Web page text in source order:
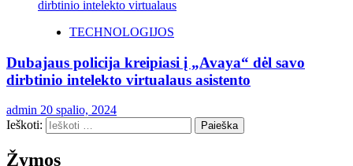
TECHNOLOGIJOS
Dubajaus policija kreipiasi į „Avaya“ dėl savo
dirbtinio intelekto virtualaus asistento
admin 20 spalio, 2024
Ieškoti:
Žymos